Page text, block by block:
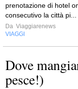
prenotazione di hotel
consecutivo la città pi...
Da Viaggiarenews
VIAGGI
Dove
pesce!)